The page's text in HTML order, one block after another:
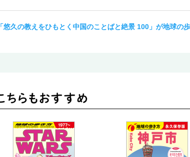
「悠久の教えをひもとく中国のことばと絶景 100」が地球の